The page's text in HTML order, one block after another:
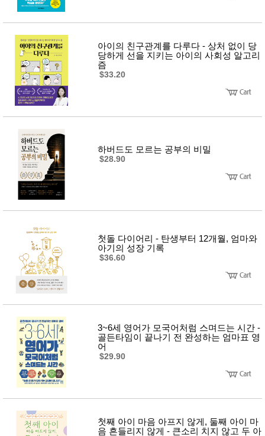
패션/잡
화
세탁세
일상 돋
보기
침구용
품
생활/욕
실/청소
DECO
Pet
Supplies
공연/행
사
아이의 친구관계를 다루다 - 상처 없이 당
당하게 선을 지키는 아이의 사회성 알고리
즘
$33.20
하버드도 모르는 공부의 비밀
$28.90
첫돌 다이어리 - 탄생부터 12개월, 엄마와
아기의 성장 기록
$36.60
3~6세 영어가 모국어처럼 스며드는 시간 -
골든타임이 끝나기 전 완성하는 엄마표 영
어
$29.90
첫째 아이 마음 아프지 않게, 둘째 아이 마
음 흔들리지 않게 - 큰소리 치지 않고 두 아